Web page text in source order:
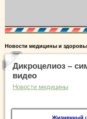
Новости медицины и
Дикроцелиоз –
видео
Новости медицины